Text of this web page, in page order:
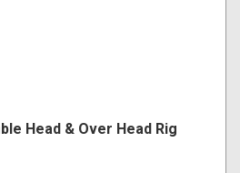
Head & Over Head Rig